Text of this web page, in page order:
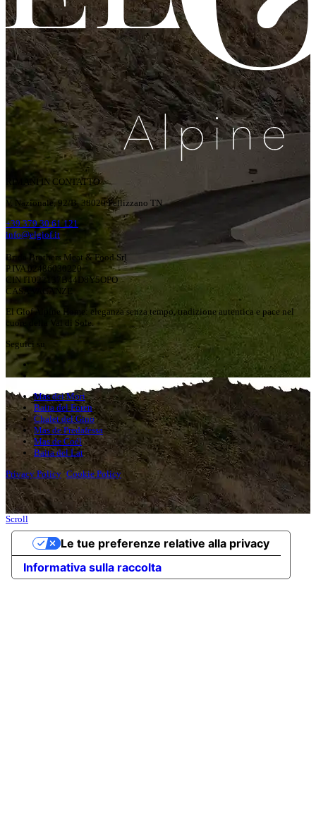
RIMANI IN CONTATTO
V. Nazionale, 92/B, 38020 Pellizzano TN
+39 379 30 61 121
info@elgiof.it
Brida Brothers Meat & Food Srl
P.IVA 02486030220
CIN IT022137B44D8Y5OPO
CASA VACANZE
El Giof Alpine Home: eleganza senza tempo, tradizione autentica e pace nel
cuore della Val di Sole.
Seguici su
Mas dei Mori
Baita del Foren
Chalet del Gino
Mas de Predafessa
Mas de Coél
Baita del Lat
Privacy Policy Cookie Policy
Scroll
Informativa sulla raccolta
Le tue preferenze relative alla privacy